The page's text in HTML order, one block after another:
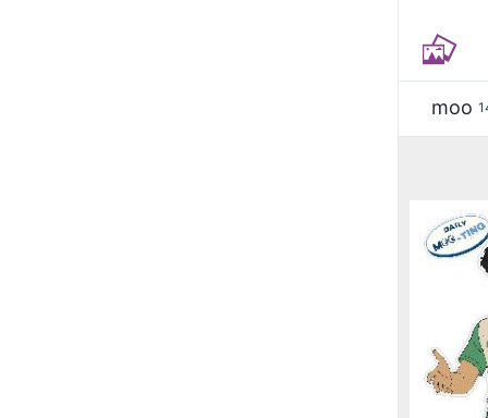
moo